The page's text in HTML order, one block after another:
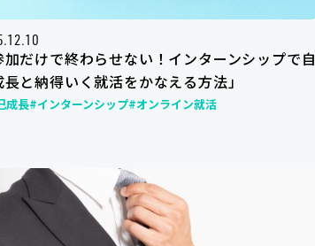
加だけで終わらせない！インターンシップで自
長と納得いく就活をかなえる方法」
成長#インターンシップ#オンライン就活